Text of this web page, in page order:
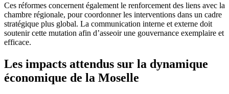
Ces réformes concernent également le renforcement des liens avec la
chambre régionale, pour coordonner les interventions dans un cadre
stratégique plus global. La communication interne et externe doit
soutenir cette mutation afin d’asseoir une gouvernance exemplaire et
efficace.
Les impacts attendus sur la dynamique
économique de la Moselle